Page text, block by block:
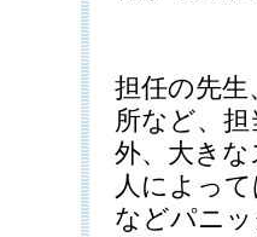
担任の先
所など、
外、大き
人によっ
などパニッ